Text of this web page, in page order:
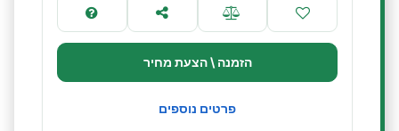
הזמנה \ הצעת מחיר
פרטים נוספים